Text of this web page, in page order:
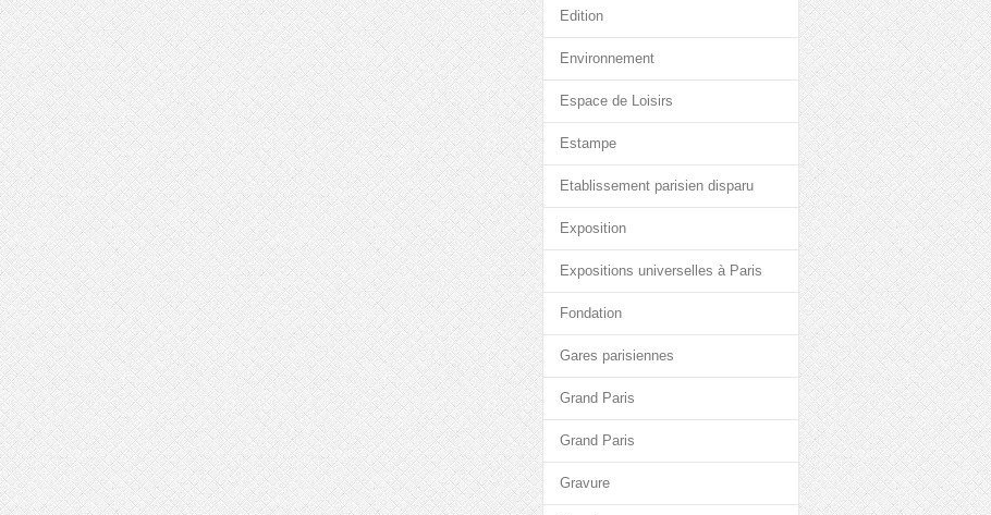
Edition
Environnement
Espace de Loisirs
Estampe
Etablissement parisien disparu
Exposition
Expositions universelles à Paris
Fondation
Gares parisiennes
Grand Paris
Grand Paris
Gravure